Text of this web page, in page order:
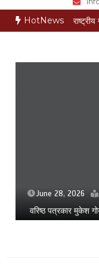
HotNews
गोयल राष्ट्रीय गौरव सम्मान से
June 28, 2026
वरिष्ठ पत्रकार मुकेश